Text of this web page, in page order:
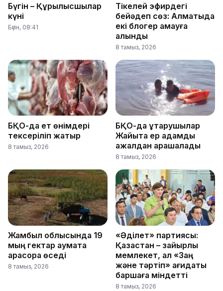
Бүгін – Құрылысшылар
күні
Бүгін, 08:41
Тікелей эфирдегі
бейәдеп сөз: Алматыда
екі блогер қамауға
алынды
8 тамыз, 2026
БҚО-да ет өнімдері
тексеріліп жатыр
8 тамыз, 2026
БҚО-да құтқарушылар
Жайықта ер адамды
ажалдан арашалады
8 тамыз, 2026
Жамбыл облысында 19
мың гектар аумақта
қарасора өседі
8 тамыз, 2026
«Әділет» партиясы:
Қазақстан – зайырлы
мемлекет, ал «Заң
және тәртіп» қағидаты
баршаға міндетті
8 тамыз, 2026